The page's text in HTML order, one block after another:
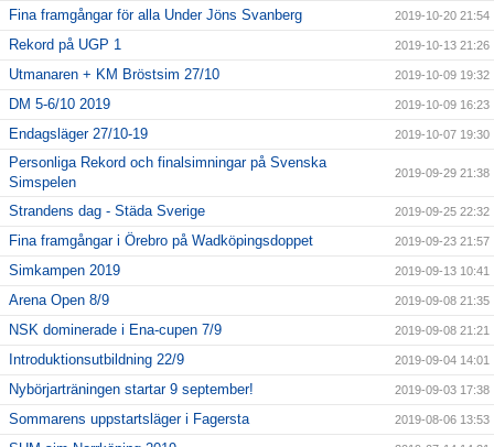
Fina framgångar för alla Under Jöns Svanberg 2019-10-20 21:54
Rekord på UGP 1 2019-10-13 21:26
Utmanaren + KM Bröstsim 27/10 2019-10-09 19:32
DM 5-6/10 2019 2019-10-09 16:23
Endagsläger 27/10-19 2019-10-07 19:30
Personliga Rekord och finalsimningar på Svenska
Simspelen
2019-09-29 21:38
Strandens dag - Städa Sverige 2019-09-25 22:32
Fina framgångar i Örebro på Wadköpingsdoppet 2019-09-23 21:57
Simkampen 2019 2019-09-13 10:41
Arena Open 8/9 2019-09-08 21:35
NSK dominerade i Ena-cupen 7/9 2019-09-08 21:21
Introduktionsutbildning 22/9 2019-09-04 14:01
Nybörjarträningen startar 9 september! 2019-09-03 17:38
Sommarens uppstartsläger i Fagersta 2019-08-06 13:53